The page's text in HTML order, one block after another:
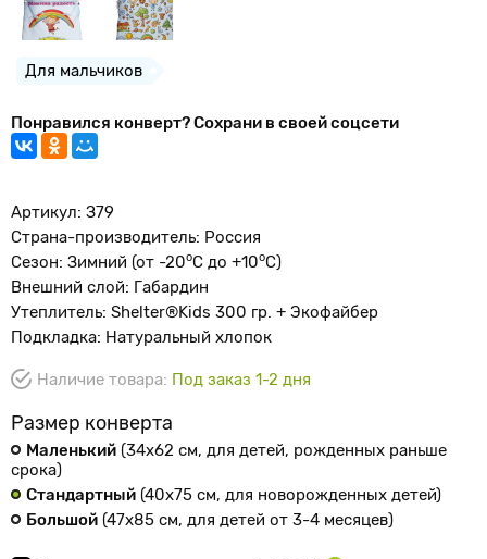
Для мальчиков
Понравился конверт? Сохрани в своей соцсети
Артикул: З79
Страна-производитель: Россия
Сезон: Зимний (от -20оС до +10oС)
Внешний слой: Габардин
Утеплитель: Shelter®Kids 300 гр. + Экофайбер
Подкладка: Натуральный хлопок
Наличие товара: Под заказ 1-2 дня
Размер конверта
Маленький (34х62 см, для детей, рожденных раньше
срока)
Стандартный (40х75 см, для новорожденных детей)
Большой (47х85 см, для детей от 3-4 месяцев)